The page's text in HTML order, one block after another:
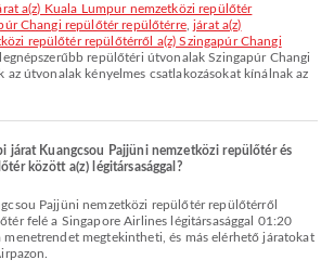
a(z) Kuala Lumpur nemzetközi repülőtér
Changi repülőtér repülőtérre,járat a(z)
repülőtér repülőtérről a(z) Szingapúr Changi
repülőtéri útvonalak Szingapúr Changi
az útvonalak kényelmes csatlakozásokat kínálnak az
járat Kuangcsou Pajjüni nemzetközi repülőtér és
között a(z) légitársasággal?
felé a Singapore Airlines légitársasággal 01:20
megtekintheti, és más elérhető járatokat